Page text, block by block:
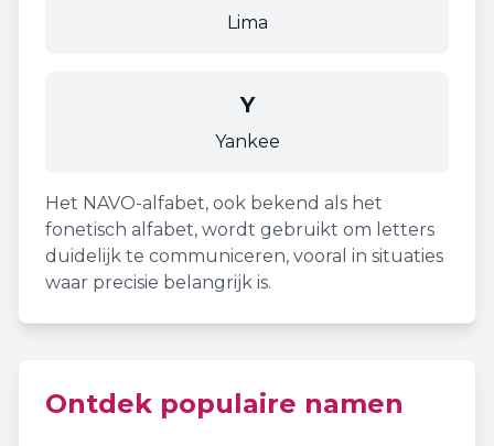
Lima
Y
Yankee
Het NAVO-alfabet, ook bekend als het
fonetisch alfabet, wordt gebruikt om letters
duidelijk te communiceren, vooral in situaties
waar precisie belangrijk is.
Ontdek populaire namen